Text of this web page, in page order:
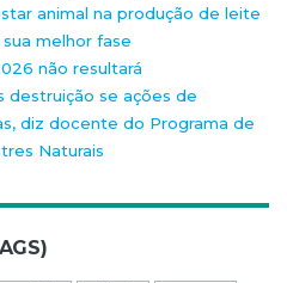
animal na produção de leite
sua melhor fase
não resultará
destruição se ações de
diz docente do Programa de
Naturais